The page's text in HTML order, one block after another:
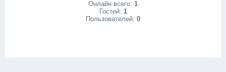
Онлайн всего: 1
Гостей: 1
Пользователей: 0